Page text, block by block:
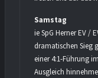
Samstag
ie SpG Herner EV /
dramatischen Sieg
einer 4:1-Führung
Ausgleich